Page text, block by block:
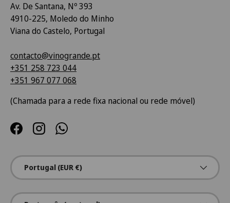
Av. De Santana, Nº 393
4910-225, Moledo do Minho
Viana do Castelo, Portugal
contacto@vinogrande.pt
+351 258 723 044
+351 967 077 068
(Chamada para a rede fixa nacional ou rede móvel)
FacebookInstagramWhatsApp
País/Região
Portugal (EUR €)
Idioma